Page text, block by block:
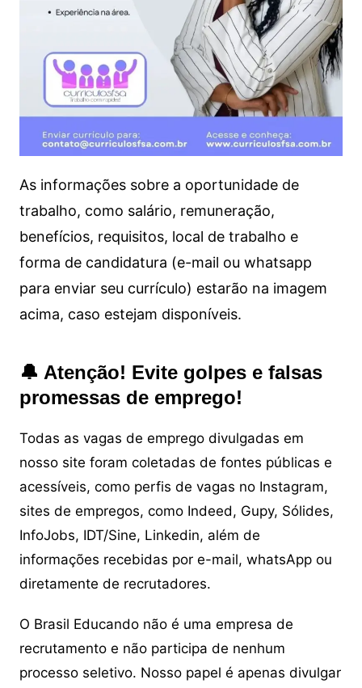
As informações sobre a oportunidade de
trabalho, como salário, remuneração,
benefícios, requisitos, local de trabalho e
forma de candidatura (e-mail ou whatsapp
para enviar seu currículo) estarão na imagem
acima, caso estejam disponíveis.
🔔 Atenção! Evite golpes e falsas
promessas de emprego!
Todas as vagas de emprego divulgadas em
nosso site foram coletadas de fontes públicas e
acessíveis, como perfis de vagas no Instagram,
sites de empregos, como Indeed, Gupy, Sólides,
InfoJobs, IDT/Sine, Linkedin, além de
informações recebidas por e-mail, whatsApp ou
diretamente de recrutadores.
O Brasil Educando não é uma empresa de
recrutamento e não participa de nenhum
processo seletivo. Nosso papel é apenas divulgar